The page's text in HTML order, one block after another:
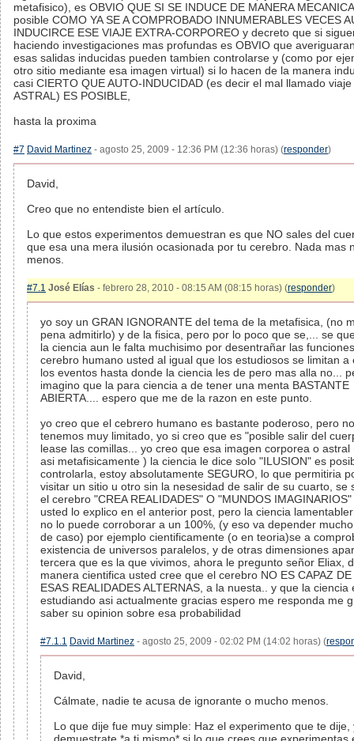
metafisico), es OBVIO QUE SI SE INDUCE DE MANERA
posible COMO YA SE A COMPROBADO INNUMERABLES VECES
INDUCIRCE ESE VIAJE EXTRA-CORPOREO y decreto que si
haciendo investigaciones mas profundas es OBVIO que
esas salidas inducidas pueden tambien controlarse y (como por
otro sitio mediante esa imagen virtual) si lo hacen de la manera
casi CIERTO QUE AUTO-INDUCIDAD (es decir el mal llamado viaje
ASTRAL) ES POSIBLE,
hasta la proxima
#7 David Martinez - agosto 25, 2009 - 12:36 PM (12:36 horas) (responder)
David,
Creo que no entendiste bien el artículo.
Lo que estos experimentos demuestran es que NO sales del
que esa una mera ilusión ocasionada por tu cerebro. Nada mas
menos.
#7.1 José Elías - febrero 28, 2010 - 08:15 AM (08:15 horas) (responder)
yo soy un GRAN IGNORANTE del tema de la metafisica, (no
pena admitirlo) y de la fisica, pero por lo poco que se,... se
la ciencia aun le falta muchisimo por desentrañar las
cerebro humano usted al igual que los estudiosos se limitan a
los eventos hasta donde la ciencia les de pero mas alla no...
imagino que la para ciencia a de tener una menta BASTANTE
ABIERTA.... espero que me de la razon en este punto.
yo creo que el cebrero humano es bastante poderoso, pero
tenemos muy limitado, yo si creo que es "posible salir del
lease las comillas... yo creo que esa imagen corporea o astral
asi metafisicamente ) la ciencia le dice solo "ILUSION" es
controlarla, estoy absolutamente SEGURO, lo que permitiria
visitar un sitio u otro sin la nesesidad de salir de su cuarto, se
el cerebro "CREA REALIDADES" O "MUNDOS
usted lo explico en el anterior post, pero la ciencia
no lo puede corroborar a un 100%, (y eso va depender
de caso) por ejemplo cientificamente (o en teoria)se a
existencia de universos paralelos, y de otras dimensiones
tercera que es la que vivimos, ahora le pregunto señor Eliax,
manera cientifica usted cree que el cerebro NO ES CAPAZ DE
ESAS REALIDADES ALTERNAS, a la nuesta.. y que la ciencia
estudiando asi actualmente gracias espero me responda me
saber su opinion sobre esa probabilidad
#7.1.1 David Martinez - agosto 25, 2009 - 02:02 PM (14:02 horas) (
David,
Cálmate, nadie te acusa de ignorante o mucho menos.
Lo que dije fue muy simple: Haz el experimento que te dije,